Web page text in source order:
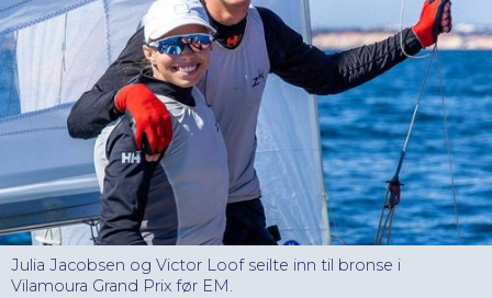
Julia Jacobsen og Victor Loof seilte inn til bronse i
Vilamoura Grand Prix før EM.